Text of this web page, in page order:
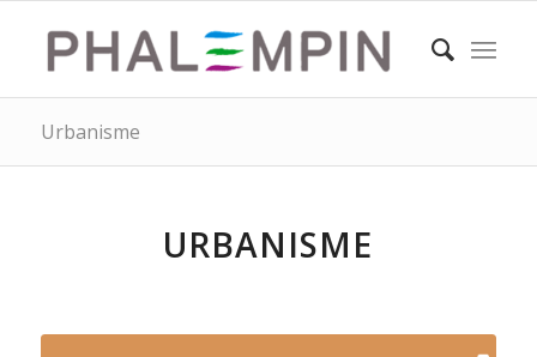
Urbanisme
URBANISME